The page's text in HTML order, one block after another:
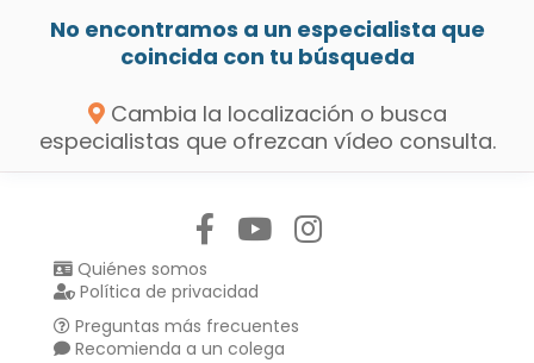
No encontramos a un especialista que
coincida con tu búsqueda
Cambia la localización o busca
especialistas que ofrezcan vídeo consulta.
Quiénes somos
Política de privacidad
Preguntas más frecuentes
Recomienda a un colega